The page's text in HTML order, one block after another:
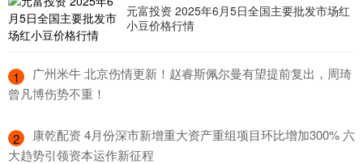
元富投资 2025年6月5日全国主要批发市场红
小豆价格行情
1
​广州米牛 北京伤情更新！赵睿斯佩尔曼有望提前复出，周琦
曾凡博伤势不重！
2
​康乾配资 4月份深市新增重大资产重组项目环比增加300% 六
大趋势引领资本运作新征程